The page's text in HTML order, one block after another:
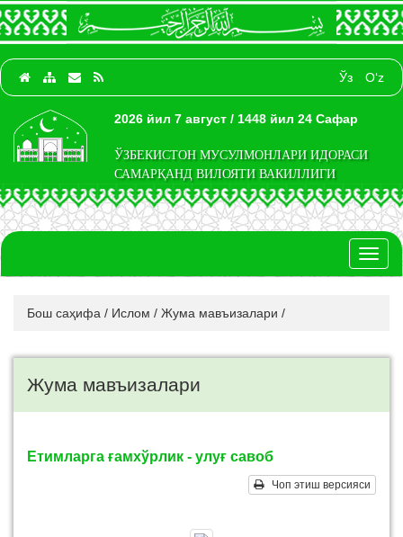
Ўз O‘z
2026 йил 7 август / 1448 йил 24 Сафар
ЎЗБЕКИСТОН МУСУЛМОНЛАРИ ИДОРАСИ
САМАРҚАНД ВИЛОЯТИ ВАКИЛЛИГИ
Бош саҳифа / Ислом / Жума мавъизалари /
Жума мавъизалари
Етимларга ғамхўрлик - улуғ савоб
Чоп этиш версияси